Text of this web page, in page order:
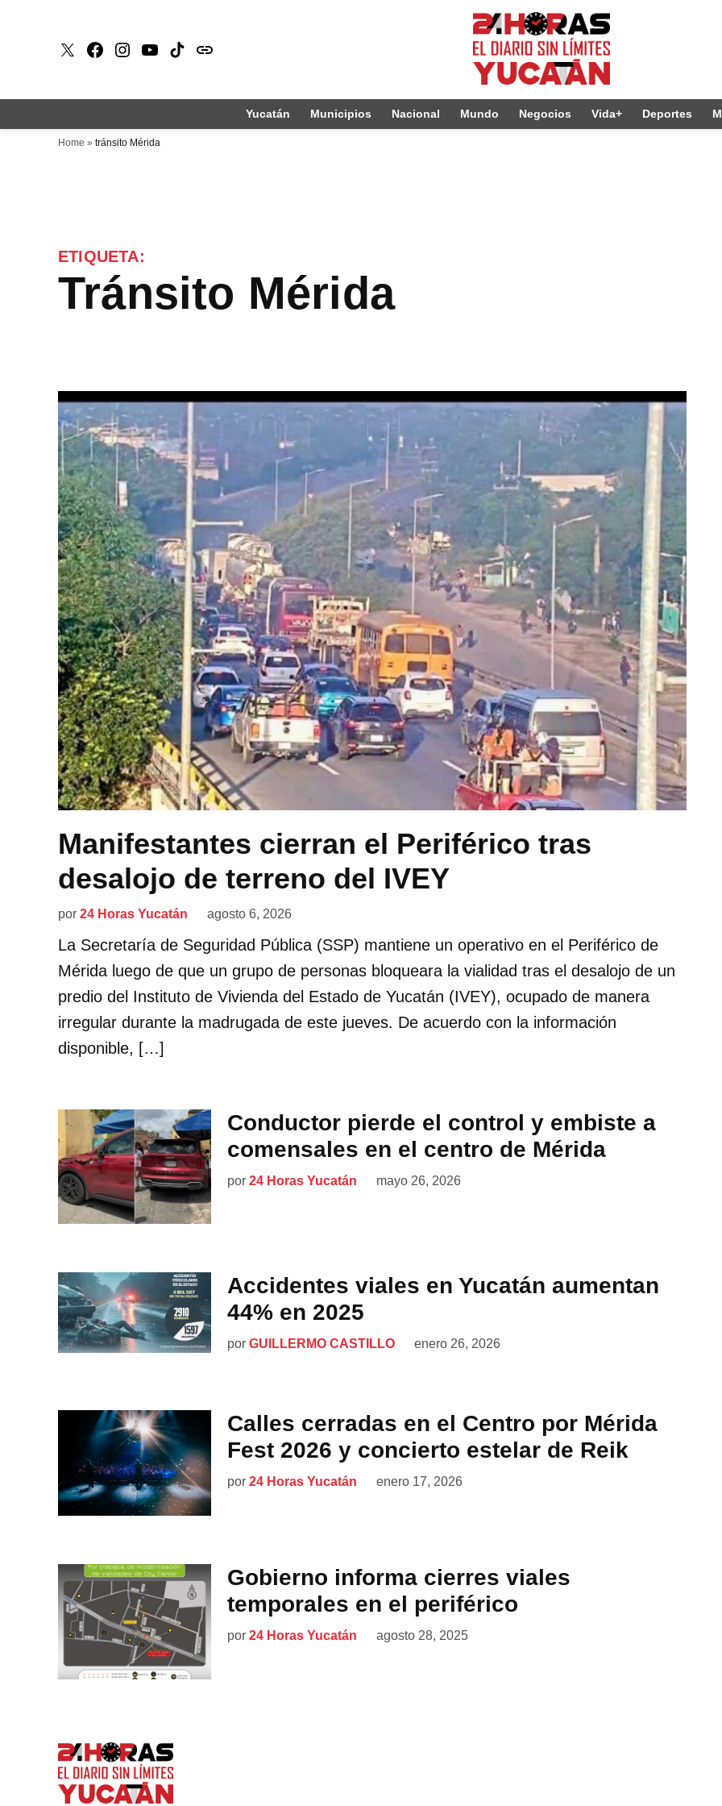
X Faceboook
Instagram
Youtube
Tiktokissuu
Yucatán Municipios Nacional Mundo Negocios Vida+ Deportes
Home » tránsito Mérida
ETIQUETA:
tránsito Mérida
Manifestantes cierran el Periférico tras
desalojo de terreno del IVEY
por 24 Horas Yucatán agosto 6, 2026
La Secretaría de Seguridad Pública (SSP) mantiene un operativo en el Periférico de
Mérida luego de que un grupo de personas bloqueara la vialidad tras el desalojo de un
predio del Instituto de Vivienda del Estado de Yucatán (IVEY), ocupado de manera
irregular durante la madrugada de este jueves. De acuerdo con la información
disponible, […]
Conductor pierde el control y embiste a
comensales en el centro de Mérida
por 24 Horas Yucatán mayo 26, 2026
Accidentes viales en Yucatán aumentan
44% en 2025
por GUILLERMO CASTILLO enero 26, 2026
Calles cerradas en el Centro por Mérida
Fest 2026 y concierto estelar de Reik
por 24 Horas Yucatán enero 17, 2026
Gobierno informa cierres viales
temporales en el periférico
por 24 Horas Yucatán agosto 28, 2025